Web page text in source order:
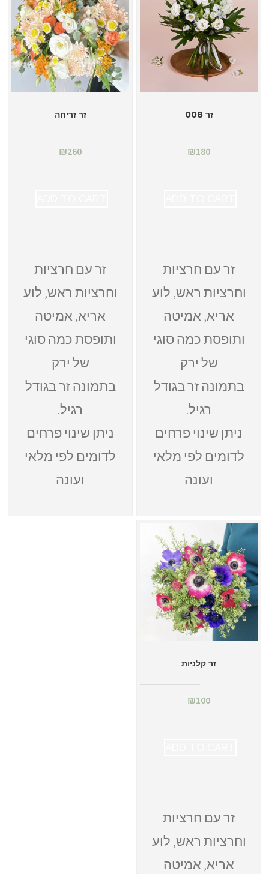
זר 008
₪180
זר עם חרציות
וחרציות ראש, לוע
אריא, אמיטה
ותופסת כמה סוגי
של ירק
בתמונה זר בגודל
רגיל.
ניתן שינוי פרחים
לדומים לפי מלאי
ועונה
זר זריחה
₪260
זר עם חרציות
וחרציות ראש, לוע
אריא, אמיטה
ותופסת כמה סוגי
של ירק
בתמונה זר בגודל
רגיל.
ניתן שינוי פרחים
לדומים לפי מלאי
ועונה
זר קלניות
₪100
זר עם חרציות
וחרציות ראש, לוע
אריא, אמיטה